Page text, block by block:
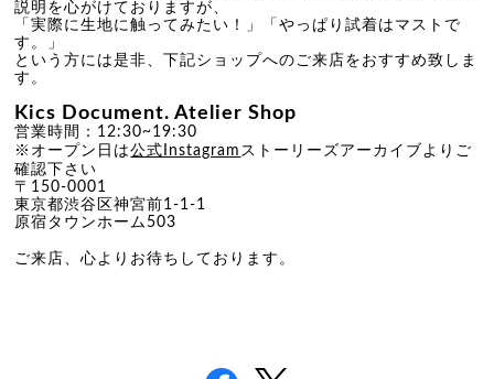
説明を心がけており ますが、
「実際に生地に触ってみたい！」「やっぱり試着はマストで
す。」
という方には是非、下記ショップへのご来店をおすすめ致しま
す。
Kics Document.Atelier Shop
営業時間：12:30~19:30
※オープン日は公式Instagram ストーリーズアーカイブよ りご
確認下さい
〒 150-0001
東京都渋谷区神宮前1-1-1
原宿タウンホーム503
ご来店、心よりお待ちしております。